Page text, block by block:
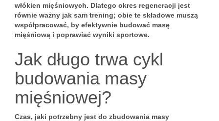
włókien mięśniowych. Dlatego okres regeneracji jest
równie ważny jak sam trening; obie te składowe muszą
współpracować, by efektywnie budować masę
mięśniową i poprawiać wyniki sportowe.
Jak długo trwa cykl
budowania masy
mięśniowej?
Czas, jaki potrzebny jest do zbudowania masy